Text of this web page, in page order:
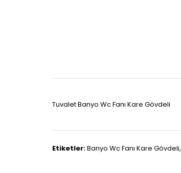
Tuvalet Banyo Wc Fanı Kare Gövdeli
Etiketler:Banyo Wc Fanı Kare Gövdeli,